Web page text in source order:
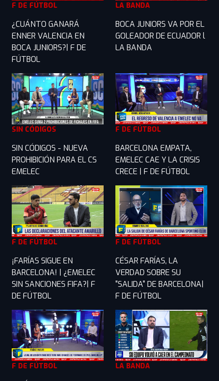
F DE FÚTBOL
¿CUÁNTO GANARÁ
ENNER VALENCIA EN
BOCA JUNIORS?| F DE
FÚTBOL
LA BANDA
BOCA JUNIORS VA POR EL
GOLEADOR DE ECUADOR l
LA BANDA
SIN CÓDIGOS
SIN CÓDIGOS - NUEVA
PROHIBICIÓN PARA EL CS
EMELEC
F DE FÚTBOL
BARCELONA EMPATA,
EMELEC CAE Y LA CRISIS
CRECE | F DE FÚTBOL
F DE FÚTBOL
¡FARÍAS SIGUE EN
BARCELONA! | ¿EMELEC
SIN SANCIONES FIFA?| F
DE FÚTBOL
F DE FÚTBOL
CÉSAR FARÍAS, LA
VERDAD SOBRE SU
"SALIDA" DE BARCELONA|
F DE FÚTBOL
F DE FÚTBOL LA BANDA